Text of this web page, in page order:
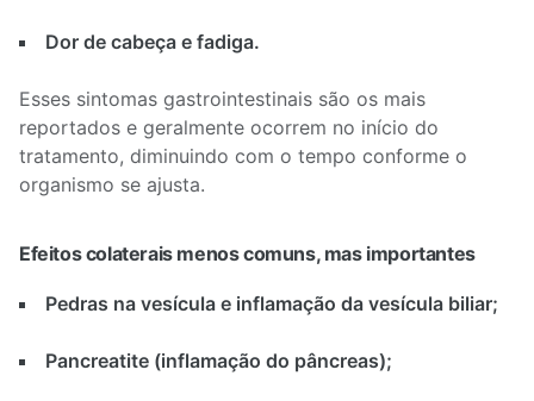
Dor de cabeça e fadiga.
Esses sintomas gastrointestinais são os mais
reportados e geralmente ocorrem no início do
tratamento, diminuindo com o tempo conforme o
organismo se ajusta.
Efeitos colaterais menos comuns, mas importantes
Pedras na vesícula e inflamação da vesícula biliar;
Pancreatite (inflamação do pâncreas);